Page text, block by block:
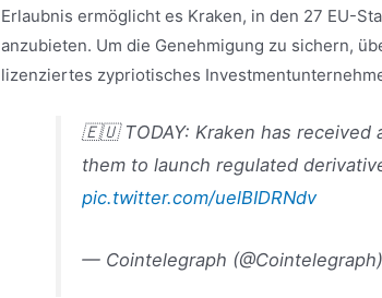
Erlaubnis ermöglicht es Kraken, in den 27 EU-
anzubieten. Um die Genehmigung zu sichern,
lizenziertes zypriotisches
🇪🇺 TODAY: Kraken has received
them to launch regulated
pic.twitter.com/uelBIDRNdv
— Cointelegraph (@Cointelegraph)